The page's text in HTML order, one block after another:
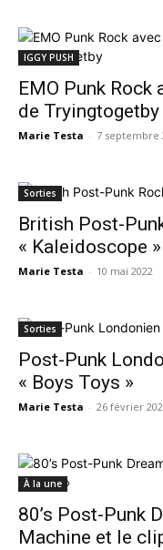
IGGY PUSH
EMO Punk Rock
de Tryingtogetby
Marie Testa - 7 septembre
Sorties
British Post-
« Kaleidoscope »
Marie Testa - 10 mai 2022
Sorties
Post-Punk
« Boys Toys »
Marie Testa - 26 février
À la une
80’s Post-Punk
Machine et le